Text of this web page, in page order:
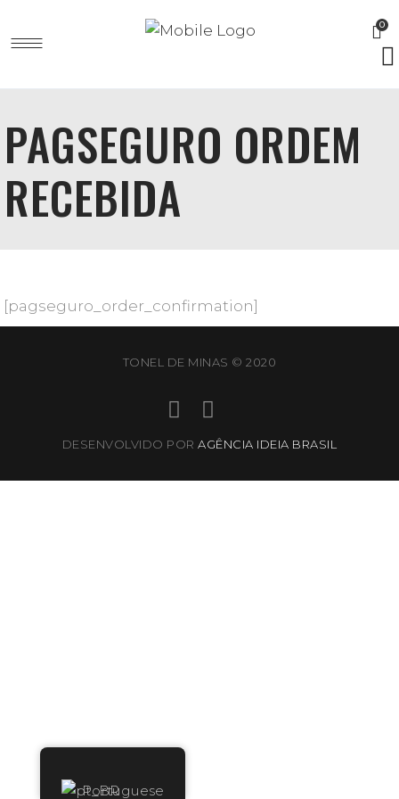
0
PAGSEGURO ORDEM
RECEBIDA
[pagseguro_order_confirmation]
TONEL DE MINAS © 2020
DESENVOLVIDO PORAGÊNCIA IDEIA BRASIL
Portuguese